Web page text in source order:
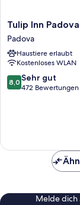
Tulip
Inn
Padova
Padova
Tulip Inn Padova
Padova
Haustiere erlaubt
Kostenloses WLAN
8.0
von
8,0 Sehr gut
472 Bewertungen
Melde dich